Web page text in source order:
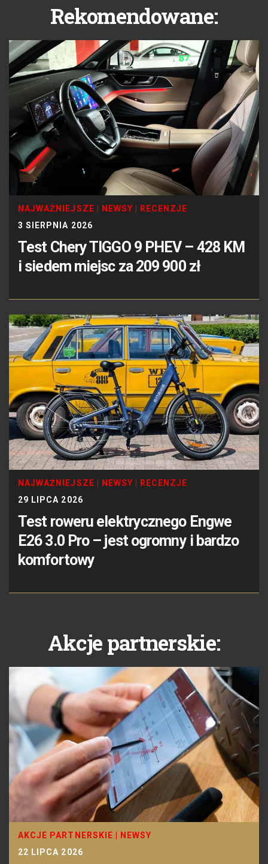
Rekomendowane:
NAJWAŻNIEJSZE NEWSY
RECENZJE
3 SIERPNIA 2026
Test Chery TIGGO 9 PHEV – 428 KM
i siedem miejsc za 209 900 zł
NAJWAŻNIEJSZE NEWSY
RECENZJE
29 LIPCA 2026
Test roweru elektrycznego Engwe
E26 3.0 Pro – jest ogromny i bardzo
komfortowy
Akcje partnerskie:
AKCJE PARTNERSKIE
NEWSY
22 LIPCA 2026